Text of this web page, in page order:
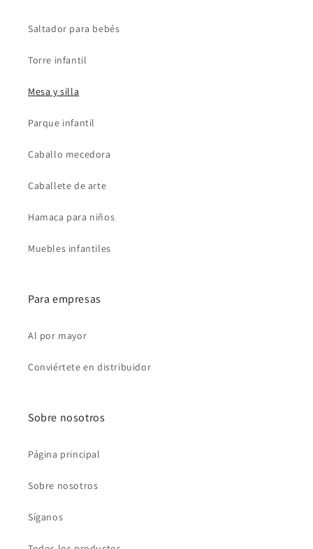
Saltador para bebés
Torre infantil
Mesa y silla
Parque infantil
Caballo mecedora
Caballete de arte
Hamaca para niños
Muebles infantiles
Para empresas
Al por mayor
Conviértete en distribuidor
Sobre nosotros
Página principal
Sobre nosotros
Síganos